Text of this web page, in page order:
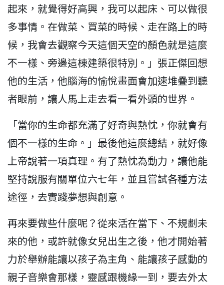
起來，就覺得好高興，我可以起床、可以做很
多事情。在做菜、買菜的時候、走在路上的時
候，我會去觀察今天這個天空的顏色就是這麼
不一樣、旁邊這棟建築很特別。」張正傑回想
他的生活，他腦海的愉悅畫面會加速堆疊到聽
者眼前，讓人馬上走去看一看外頭的世界。
「當你的生命都充滿了好奇與熱忱，你就會有
個不一樣的生命。」最後他這麼總結，就好像
上帝說著一項真理。有了熱忱為動力，讓他能
堅持說服有關單位六七年，並且嘗試各種方法
途徑，去實踐夢想與創意。
再來要做些什麼呢？從來活在當下、不規劃未
來的他，或許就像女兒出生之後，他才開始著
力於舉辦能讓以孩子為主角、能讓孩子感動的
親子音樂會那樣，靈感跟機緣一到，要去外太